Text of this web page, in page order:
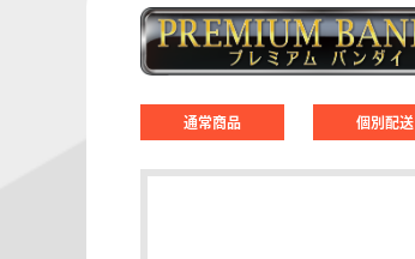
通常商品 個別配送